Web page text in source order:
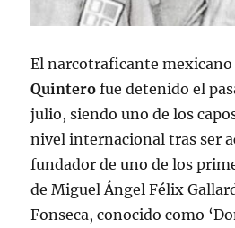
El narcotraficante
Quinterofue detenido el
julio, siendo uno de los
nivel internacional tras ser
fundador de uno de los
de Miguel Ángel Félix
Fonseca, conocido como